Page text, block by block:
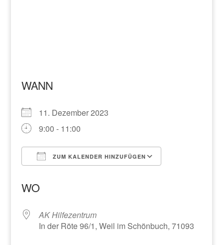
WANN
11. Dezember 2023
9:00 - 11:00
ZUM KALENDER HINZUFÜGEN
WO
AK Hilfezentrum
In der Röte 96/1, Weil im Schönbuch, 71093